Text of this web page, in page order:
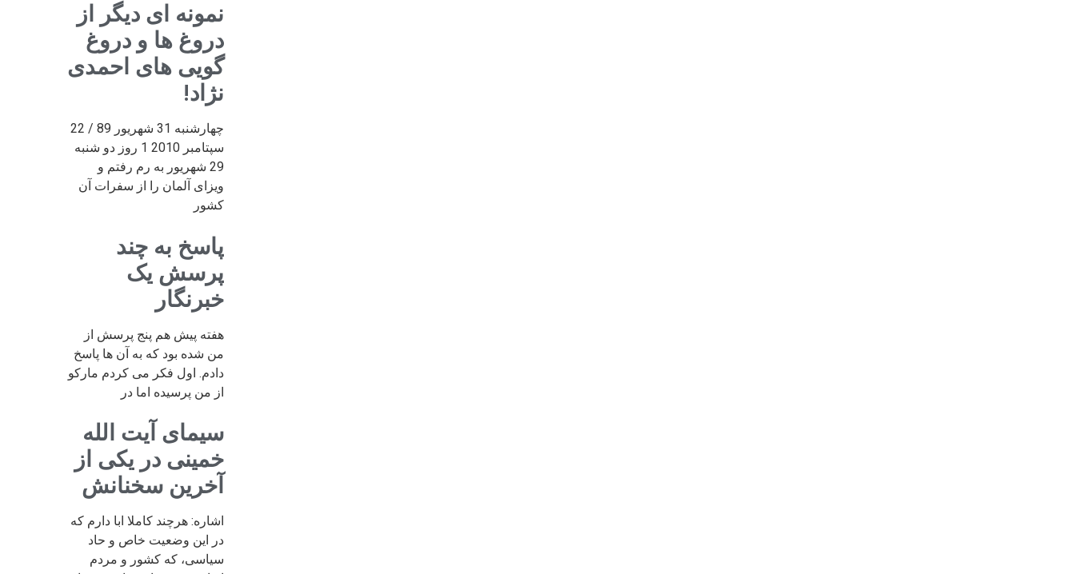
نمونه ای دیگر از
دروغ ها و دروغ
گویی های احمدی
نژاد!
چهارشنبه 31 شهریور 89 / 22
سپتامبر 2010 1 روز دو شنبه
29 شهریور به رم رفتم و
ویزای آلمان را از سفرات آن
کشور
پاسخ به چند
پرسش یک
خبرنگار
هفته پیش هم پنج پرسش از
من شده بود که به آن ها پاسخ
دادم. اول فکر می کردم مارکو
از من پرسیده اما در
سیمای آیت الله
خمینی در یکی از
آخرین سخنانش
اشاره: هرچند کاملا ابا دارم که
در این وضعیت خاص و حاد
سیاسی، که کشور و مردم